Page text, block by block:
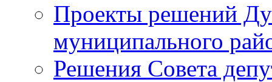
Проекты решений
муниципального
Решения Совета